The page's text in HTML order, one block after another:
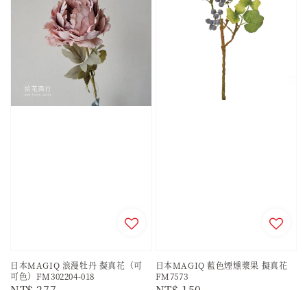
日本MAGIQ 浪漫牡丹 擬真花（可
可色）FM302204-018
日本MAGIQ 藍色煙燻漿果 擬真花
FM7573